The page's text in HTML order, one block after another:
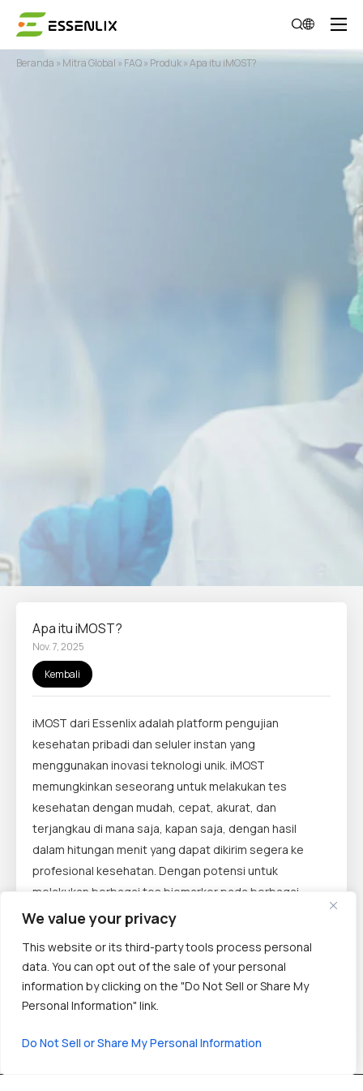
We value your privacy
This website or its third-party tools process personal
data. You can opt out of the sale of your personal
information by clicking on the "Do Not Sell or Share My
Personal Information" link.
Do Not Sell or Share My Personal Information
Beranda » Mitra Global »FAQ»Produk»Apa itu iMOST?
Apa itu iMOST?
Nov. 7, 2025
Kembali
iMOST dari Essenlix adalah platform pengujian
kesehatan pribadi dan seluler instan yang
menggunakan inovasi teknologi unik. iMOST
memungkinkan seseorang untuk melakukan tes
kesehatan dengan mudah, cepat, akurat, dan
terjangkau di mana saja, kapan saja, dengan hasil
dalam hitungan menit yang dapat dikirim segera ke
profesional kesehatan. Dengan potensi untuk
melakukan berbagai tes biomarker pada berbagai
cairan tubuh dengan biokimia yang berbeda, aplikasi
hitung darah lengkap yang merupakan tanda penting
dari kesehatan seseorang, dan salah satu tes
laboratorium yang paling umum tetapi penting.